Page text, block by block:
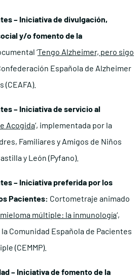
– Iniciativa de divulgación,
y/o fomento de la
‘Tengo Alzheimer, pero sigo
Española de Alzheimer
(CEAFA).
– Iniciativa de servicio al
Acogida‘, implementada por la
Familiares y Amigos de Niños
y León (Pyfano).
– Iniciativa preferida por los
Pacientes: Cortometraje animado
múltiple: la inmunología‘,
Comunidad Española de Pacientes
(CEMMP).
– Iniciativa de fomento de la